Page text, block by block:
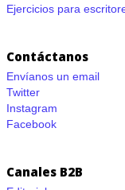
Ejercicios para
Contáctanos
Envíanos un email
Twitter
Instagram
Facebook
Canales B2B